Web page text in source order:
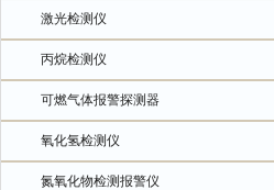
激光检测仪
丙烷检测仪
可燃气体报警探测器
氧化氢检测仪
氮氧化物检测报警仪